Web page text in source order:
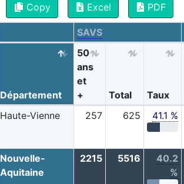
Copy Excel PDF
SAVS
Département
50
ans
et
+
Total Taux
Haute-Vienne
257 625 41.1 %
Nouvelle-
Aquitaine
2215 5516
40.2
%